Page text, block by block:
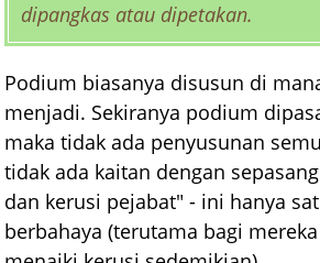
dipangkas atau dipetakan.
Podium biasanya disusun di
menjadi. Sekiranya podium
maka tidak ada penyusunan
tidak ada kaitan dengan
dan kerusi pejabat" - ini hanya
berbahaya (terutama bagi